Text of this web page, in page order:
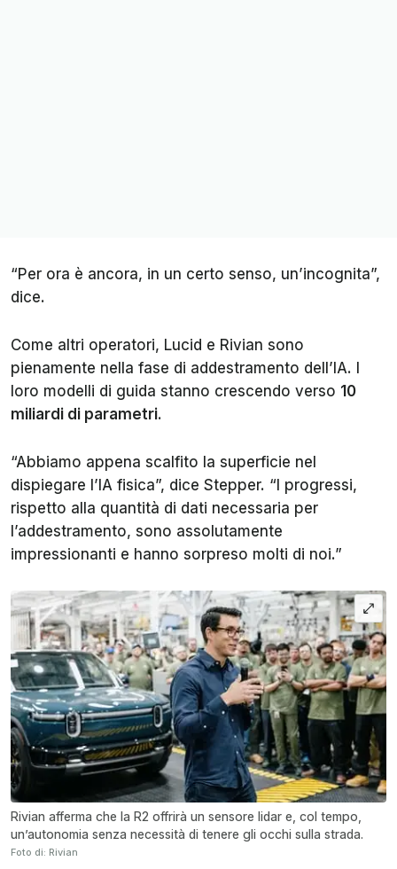
“Per ora è ancora, in un certo senso, un’incognita”,
dice.
Come altri operatori, Lucid e Rivian sono
pienamente nella fase di addestramento dell’IA. I
loro modelli di guida stanno crescendo verso 10
miliardi di parametri.
“Abbiamo appena scalfito la superficie nel
dispiegare l’IA fisica”, dice Stepper. “I progressi,
rispetto alla quantità di dati necessaria per
l’addestramento, sono assolutamente
impressionanti e hanno sorpreso molti di noi.”
Rivian afferma che la R2 offrirà un sensore lidar e, col tempo,
un’autonomia senza necessità di tenere gli occhi sulla strada.
Foto di: Rivian